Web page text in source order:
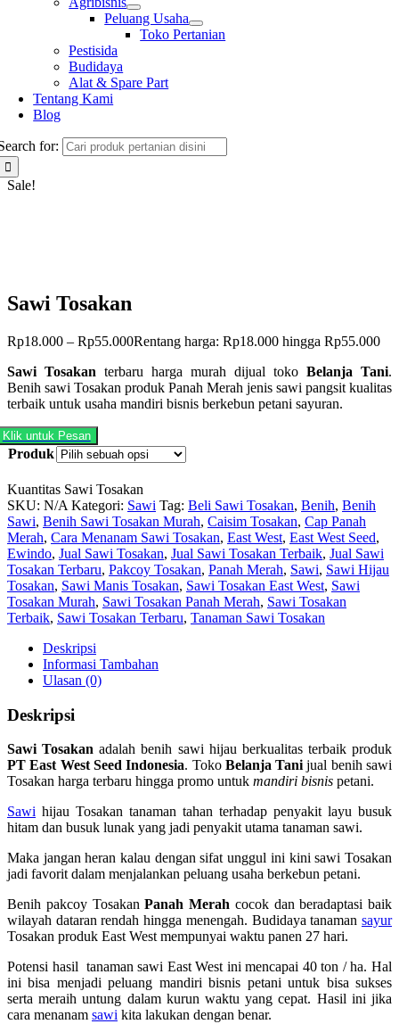
Peluang Usaha
Toko Pertanian
Pestisida
Budidaya
Alat & Spare Part
Tentang Kami
Blog
for:
Sale!
Sawi Tosakan
Rp18.000 – Rp55.000Rentang harga: Rp18.000 hingga Rp55.000
Sawi Tosakan terbaru harga murah dijual toko Belanja Tani.
Benih sawi Tosakan produk Panah Merah jenis sawi pangsit kualitas
terbaik untuk usaha mandiri bisnis berkebun petani sayuran.
Klik untuk Pesan
Produk
Kuantitas Sawi Tosakan
SKU: N/A Kategori: Sawi Tag: Beli Sawi Tosakan, Benih, Benih
Sawi, Benih Sawi Tosakan Murah, Caisim Tosakan, Cap Panah
Merah, Cara Menanam Sawi Tosakan, East West, East West Seed,
Ewindo, Jual Sawi Tosakan, Jual Sawi Tosakan Terbaik, Jual Sawi
Tosakan Terbaru, Pakcoy Tosakan, Panah Merah, Sawi, Sawi Hijau
Tosakan, Sawi Manis Tosakan, Sawi Tosakan East West, Sawi
Tosakan Murah, Sawi Tosakan Panah Merah, Sawi Tosakan
Terbaik, Sawi Tosakan Terbaru, Tanaman Sawi Tosakan
Deskripsi
Informasi Tambahan
Ulasan (0)
Deskripsi
Sawi Tosakanadalah benih sawi hijau berkualitas terbaik produk
PT East West Seed Indonesia. Toko Belanja Tani jual benih sawi
Tosakan harga terbaru hingga promo untuk mandiri bisnis petani.
Sawi hijau Tosakan tanaman tahan terhadap penyakit layu busuk
hitam dan busuk lunak yang jadi penyakit utama tanaman sawi.
Maka jangan heran kalau dengan sifat unggul ini kini sawi Tosakan
jadi favorit dalam menjalankan peluang usaha berkebun petani.
Benih pakcoy TosakanPanah Merah cocok dan beradaptasi baik
wilayah dataran rendah hingga menengah. Budidaya tanaman sayur
Tosakan produk East West mempunyai waktu panen 27 hari.
Potensi hasil tanaman sawi East West ini mencapai 40 ton / ha. Hal
ini bisa menjadi peluang mandiri bisnis petani untuk bisa sukses
serta meraih untung dalam kurun waktu yang cepat. Hasil ini jika
cara menanam sawi kita lakukan dengan benar.